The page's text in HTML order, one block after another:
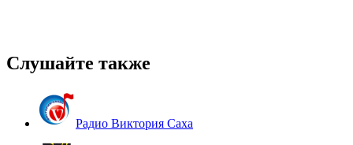
Слушайте также
Радио Виктория Саха